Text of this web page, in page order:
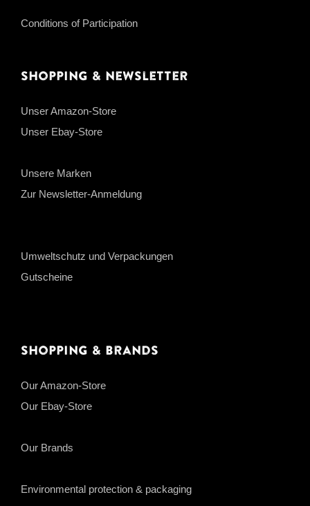
Conditions of Participation
Shopping & Newsletter
Unser Amazon-Store
Unser Ebay-Store
Unsere Marken
Zur Newsletter-Anmeldung
Umweltschutz und Verpackungen
Gutscheine
Shopping & Brands
Our Amazon-Store
Our Ebay-Store
Our Brands
Environmental protection & packaging